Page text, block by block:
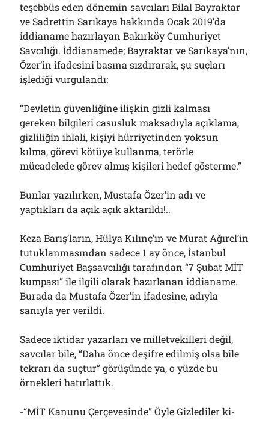
teşebbüs eden dönemin savcıları Bilal Bayraktar
ve Sadrettin Sarıkaya hakkında Ocak 2019’da
iddianame hazırlayan Bakırköy Cumhuriyet
Savcılığı. İddianamede; Bayraktar ve Sarıkaya’nın,
Özer’in ifadesini basına sızdırarak, şu suçları
işlediği vurgulandı:
“Devletin güvenliğine ilişkin gizli kalması
gereken bilgileri casusluk maksadıyla açıklama,
gizliliğin ihlali, kişiyi hürriyetinden yoksun
kılma, görevi kötüye kullanma, terörle
mücadelede görev almış kişileri hedef gösterme.”
Bunlar yazılırken, Mustafa Özer’in adı ve
yaptıkları da açık açık aktarıldı!..
Keza Barış’ların, Hülya Kılınç’ın ve Murat Ağırel’in
tutuklanmasından sadece 1 ay önce, İstanbul
Cumhuriyet Başsavcılığı tarafından “7 Şubat MİT
kumpası” ile ilgili olarak hazırlanan iddianame.
Burada da Mustafa Özer’in ifadesine, adıyla
sanıyla yer verildi.
Sadece iktidar yazarları ve milletvekilleri değil,
savcılar bile, “Daha önce deşifre edilmiş olsa bile
tekrarı da suçtur” görüşünde ya, o yüzde bu
örnekleri hatırlattık.
-“MİT Kanunu Çerçevesinde” Öyle Gizlediler ki-